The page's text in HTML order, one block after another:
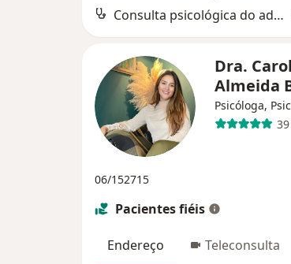
Consulta psicológica do adolescente
Dra.
Almeida
Psicóloga,
06/152715
Pacientes fiéis
Endereço Teleconsulta